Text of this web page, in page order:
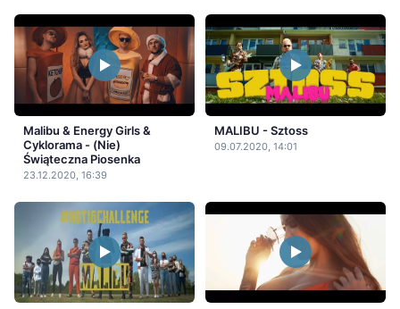
Malibu & Energy Girls &
Cyklorama - (Nie)
Świąteczna Piosenka
23.12.2020, 16:39
MALIBU - Sztoss
09.07.2020, 14:01